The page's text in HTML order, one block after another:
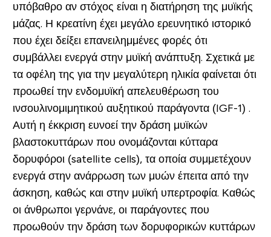
υπόβαθρο αν στόχος είναι η διατήρηση της μυϊκής
μάζας. Η κρεατίνη έχει μεγάλο ερευνητικό ιστορικό
που έχει δείξει επανειλημμένες φορές ότι
συμβάλλει ενεργά στην μυϊκή ανάπτυξη. Σχετικά με
τα οφέλη της για την μεγαλύτερη ηλικία φαίνεται ότι
προωθεί την ενδομυϊκή απελευθέρωση του
ινσουλινομιμητικού αυξητικού παράγοντα (IGF-1) .
Αυτή η έκκριση ευνοεί την δράση μυϊκών
βλαστοκυττάρων που ονομάζονται κύτταρα
δορυφόροι (satellite cells), τα οποία συμμετέχουν
ενεργά στην ανάρρωση των μυών έπειτα από την
άσκηση, καθώς και στην μυϊκή υπερτροφία. Καθώς
οι άνθρωποι γερνάνε, οι παράγοντες που
προωθούν την δράση των δορυφορικών κυττάρων